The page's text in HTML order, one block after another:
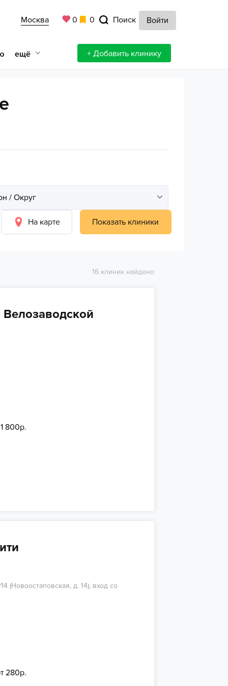
Москва 0 0 Поиск Войти
ещё + Добавить клинику
На карте Показать клиники
16 клиник найдено
800р.
(Новоостаповская, д. 14), вход со
280р.